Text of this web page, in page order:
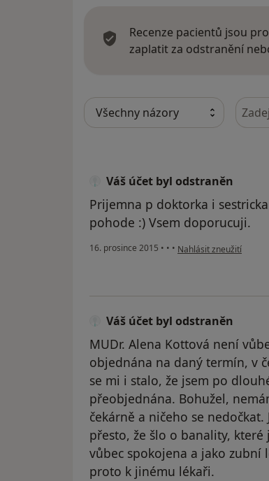
Recenze pacientů jsou
zaplatit za odstranění
Váš účet byl odstraněn
Prijemna p doktorka i
pohode :) Vsem doporucuji.
16. prosince 2015 • • • podle názoru uživatele
Nahlásit zneužití
Váš účet byl odstraněn
MUDr. Alena Kottová není
objednána na daný termín, v
se mi i stalo, že jsem po
přeobjednána. Bohužel,
čekárně a ničeho se
přesto, že šlo o banality,
vůbec spokojena a jako
proto k jinému lékaři.